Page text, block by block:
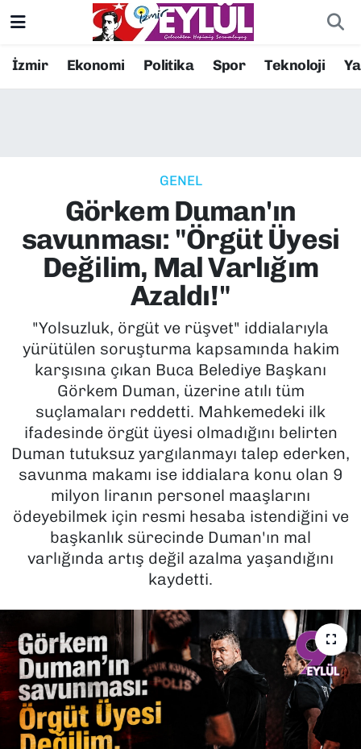
İzmir Ekonomi Politika Spor Teknoloji
GENEL
Görkem Duman'ın
savunması: "Örgüt Üyesi
Değilim, Mal Varlığım
Azaldı!"
"Yolsuzluk, örgüt ve rüşvet" iddialarıyla
yürütülen soruşturma kapsamında hakim
karşısına çıkan Buca Belediye Başkanı
Görkem Duman, üzerine atılı tüm
suçlamaları reddetti. Mahkemedeki ilk
ifadesinde örgüt üyesi olmadığını belirten
Duman tutuksuz yargılanmayı talep ederken,
savunma makamı ise iddialara konu olan 9
milyon liranın personel maaşlarını
ödeyebilmek için resmi hesaba istendiğini ve
başkanlık sürecinde Duman'ın mal
varlığında artış değil azalma yaşandığını
kaydetti.
Resmi İlanlar
EKONOMİ
KÜLTÜR SANAT
POLİTİKA
SAĞLIK
SPOR
TEKNOLOJİ
YAŞAM
YEREL YÖNETİMLER
Konak Nöbetçi Eczaneler
Süper Lig Puan Durumu ve Fikstür
Tüm Manşetler
Son Dakika Haberleri